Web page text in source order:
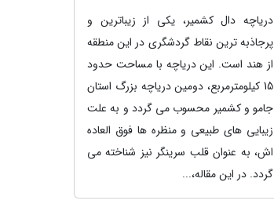
دریاچه دال کشمیر، یکی از زیباترین و
پرجاذبه ترین نقاط گردشگری در این منطقه
از هند است. این دریاچه با مساحت حدود
15 کیلومترمربع، دومین دریاچه بزرگ استان
جامو و کشمیر محسوب می گردد و به علت
زیبایی های طبیعی و منظره ها فوق العاده
اش، به عنوان قلب سرینگر نیز شناخته می
گردد. در این مقاله،...